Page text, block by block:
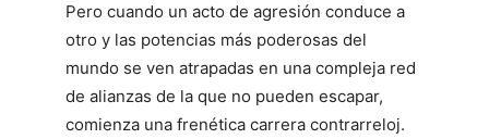
Pero cuando un acto de agresión conduce a
otro y las potencias más poderosas del
mundo se ven atrapadas en una compleja red
de alianzas de la que no pueden escapar,
comienza una frenética carrera contrarreloj.